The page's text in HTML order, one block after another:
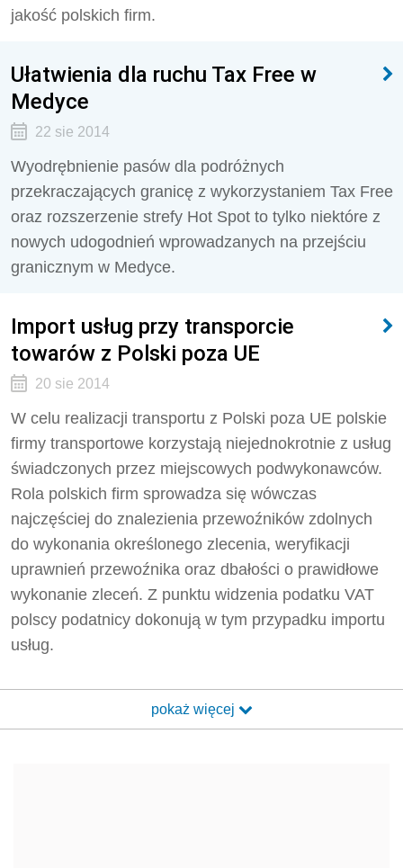
jakość polskich firm.
Ułatwienia dla ruchu Tax Free w
Medyce
22 sie 2014
Wyodrębnienie pasów dla podróżnych
przekraczających granicę z wykorzystaniem Tax Free
oraz rozszerzenie strefy Hot Spot to tylko niektóre z
nowych udogodnień wprowadzanych na przejściu
granicznym w Medyce.
Import usług przy transporcie
towarów z Polski poza UE
20 sie 2014
W celu realizacji transportu z Polski poza UE polskie
firmy transportowe korzystają niejednokrotnie z usług
świadczonych przez miejscowych podwykonawców.
Rola polskich firm sprowadza się wówczas
najczęściej do znalezienia przewoźników zdolnych
do wykonania określonego zlecenia, weryfikacji
uprawnień przewoźnika oraz dbałości o prawidłowe
wykonanie zleceń. Z punktu widzenia podatku VAT
polscy podatnicy dokonują w tym przypadku importu
usług.
pokaż więcej